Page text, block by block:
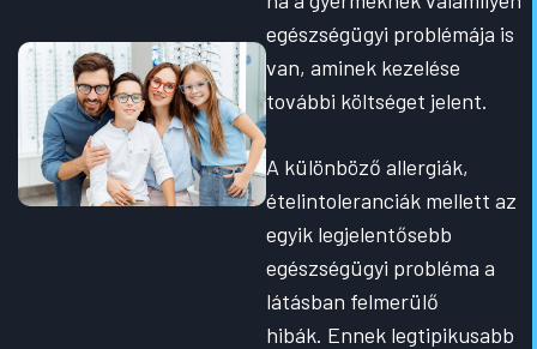
egészségügyi problémája is
van, aminek kezelése
további költséget jelent.
A különböző allergiák,
ételintoleranciák mellett az
egyik legjelentősebb
egészségügyi probléma a
látásban felmerülő
hibák. Ennek legtipikusabb